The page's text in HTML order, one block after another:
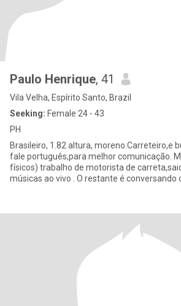
Paulo Henrique, 41
Vila Velha, Espírito Santo, Brazil
Seeking: Female 24 - 43
PH
Brasileiro, 1.82 altura, moreno.Carreteiro,e
fale português,para melhor comunicação.
físicos) trabalho de motorista de
músicas ao vivo . O restante é conversando